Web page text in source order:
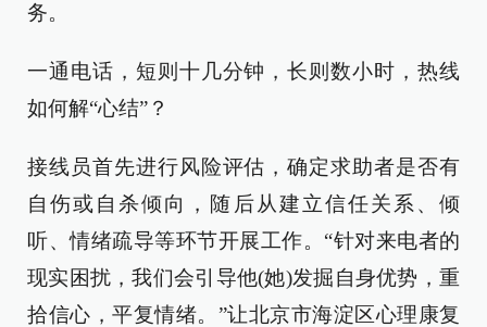
务。
一通电话，短则十几分钟，长则数小时，热线
如何解“心结”？
接线员首先进行风险评估，确定求助者是否有
自伤或自杀倾向，随后从建立信任关系、倾
听、情绪疏导等环节开展工作。“针对来电者的
现实困扰，我们会引导他(她)发掘自身优势，重
拾信心，平复情绪。”让北京市海淀区心理康复